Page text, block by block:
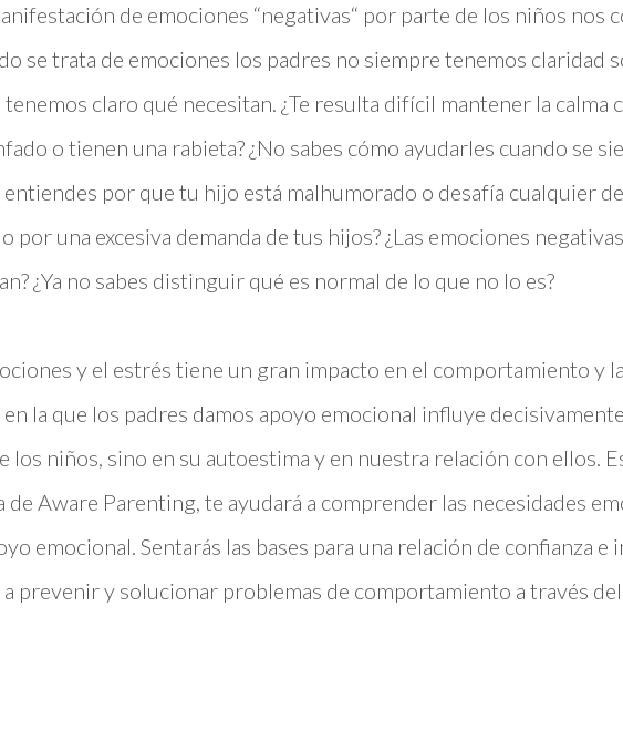
de emociones “negativas“ por parte de los niños nos
se trata de emociones los padres no siempre tenemos claridad
claro qué necesitan. ¿Te resulta difícil mantener la calma
o tienen una rabieta? ¿No sabes cómo ayudarles cuando se
entiendes por que tu hijo está malhumorado o desafía cualquier
por una excesiva demanda de tus hijos? ¿Las emociones
¿Ya no sabes distinguir qué es normal de lo que no lo es?
y el estrés tiene un gran impacto en el comportamiento y
en la que los padres damos apoyo emocional influye
los niños, sino en su autoestima y en nuestra relación con ellos.
de Aware Parenting, te ayudará a comprender las necesidades
emocional. Sentarás las bases para una relación de confianza e
a prevenir y solucionar problemas de comportamiento a través